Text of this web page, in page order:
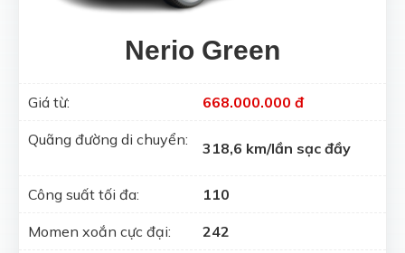
Nerio Green
Giá từ: 668.000.000 đ
Quãng đường di chuyển: 318,6 km/lần sạc đầy
Công suất tối đa: 110
Momen xoắn cực đại: 242